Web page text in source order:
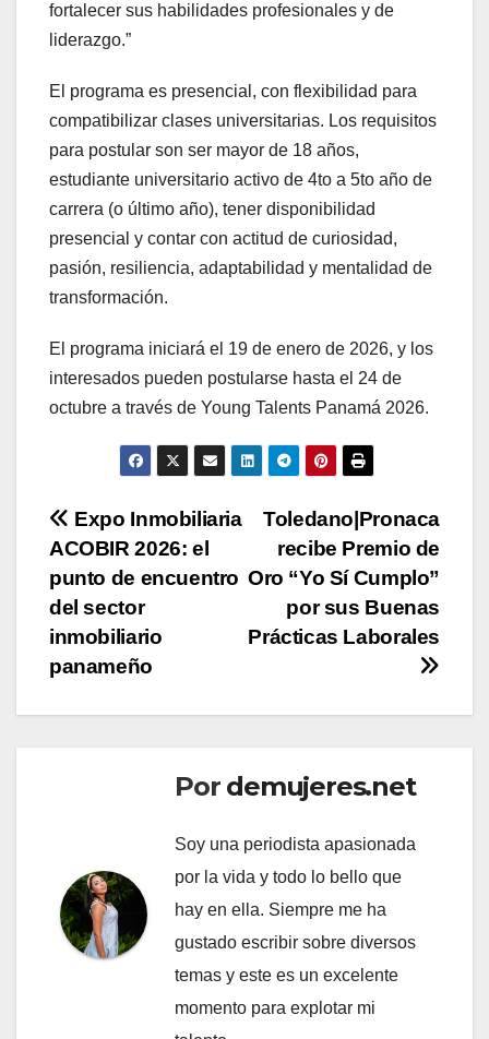
fortalecer sus habilidades profesionales y de
liderazgo.”
El programa es presencial, con flexibilidad para
compatibilizar clases universitarias. Los requisitos
para postular son ser mayor de 18 años,
estudiante universitario activo de 4to a 5to año de
carrera (o último año), tener disponibilidad
presencial y contar con actitud de curiosidad,
pasión, resiliencia, adaptabilidad y mentalidad de
transformación.
El programa iniciará el 19 de enero de 2026, y los
interesados pueden postularse hasta el 24 de
octubre a través de Young Talents Panamá 2026.
Navegación
de
entradas
Toledano|Pronaca
recibe Premio de
Oro “Yo Sí Cumplo”
por sus Buenas
Prácticas Laborales
Expo Inmobiliaria
ACOBIR 2026: el
punto de encuentro
del sector
inmobiliario
panameño
Por demujeres.net
Soy una periodista apasionada
por la vida y todo lo bello que
hay en ella. Siempre me ha
gustado escribir sobre diversos
temas y este es un excelente
momento para explotar mi